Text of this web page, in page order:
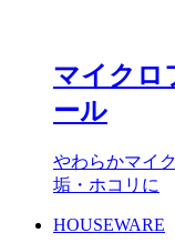
マイクロ
ール
やわらかマイ
垢・ホコリに
HOUSEWARE